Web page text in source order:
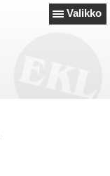
Valikko